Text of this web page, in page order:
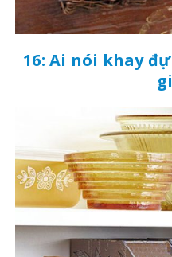
16: Ai nói khay